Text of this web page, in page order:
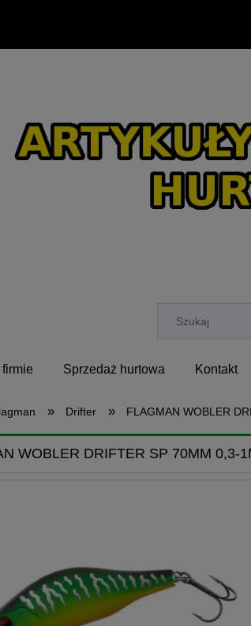
firmie Sprzedaż hurtowa Kontakt
» Drifter » FLAGMAN WOBLER
WOBLER DRIFTER SP 70MM 0,3-